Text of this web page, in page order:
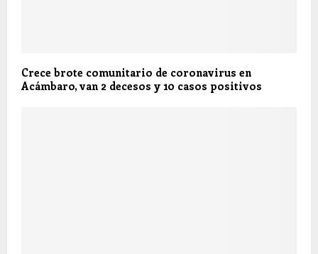
Crece brote comunitario de coronavirus en
Acámbaro, van 2 decesos y 10 casos positivos